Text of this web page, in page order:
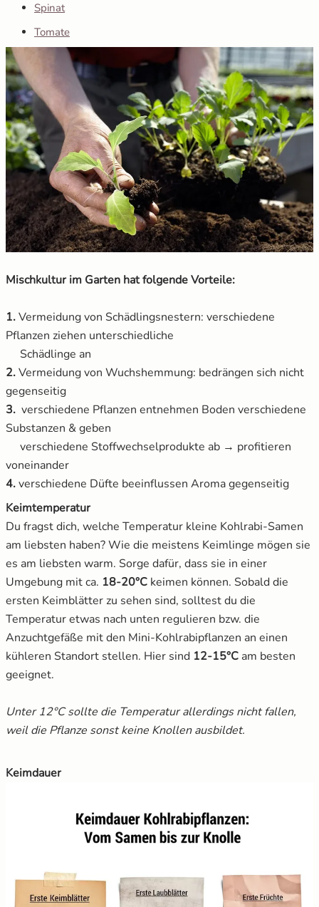
Spinat
Tomate
Mischkultur im Garten hat folgende Vorteile:
1.Vermeidung von Schädlingsnestern: verschiedene
Pflanzen ziehen unterschiedliche
Schädlinge an
2.Vermeidung von Wuchshemmung: bedrängen sich nicht
gegenseitig
3. verschiedene Pflanzen entnehmen Boden verschiedene
Substanzen & geben
verschiedene Stoffwechselprodukte ab → profitieren
voneinander
4.verschiedene Düfte beeinflussen Aroma gegenseitig
Keimtemperatur
Du fragst dich, welche Temperatur kleine Kohlrabi-Samen
am liebsten haben? Wie die meistens Keimlinge mögen sie
es am liebsten warm. Sorge dafür, dass sie in einer
Umgebung mit ca. 18-20°C keimen können. Sobald die
ersten Keimblätter zu sehen sind, solltest du die
Temperatur etwas nach unten regulieren bzw. die
Anzuchtgefäße mit den Mini-Kohlrabipflanzen an einen
kühleren Standort stellen. Hier sind 12-15°C am besten
geeignet.
Unter 12°C sollte die Temperatur allerdings nicht fallen,
weil die Pflanze sonst keine Knollen ausbildet.
Keimdauer